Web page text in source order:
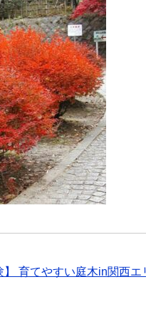
】 育てやすい庭木in関西エ